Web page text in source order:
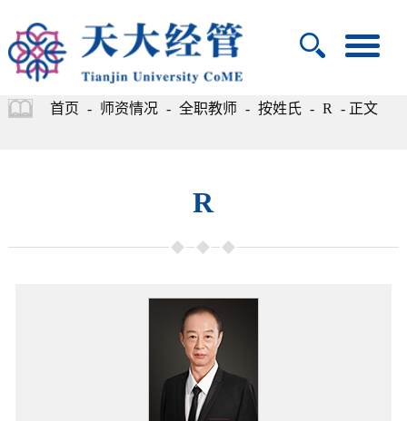
首页 - 师资情况 - 全职教师 - 按姓氏 - R - 正文
R